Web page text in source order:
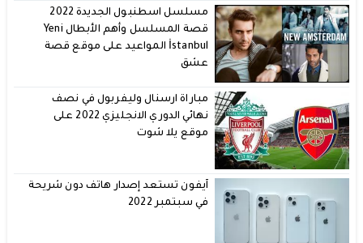
مسلسل اسطنبول الجديدة 2022
قصة المسلسل وأهم الأبطال Yeni
İstanbul المواعيد على موقع قصة
عشق
مباراة ارسنال وليفربول في نصف
نهائي الدوري الانجليزي 2022 على
موقع يلا شوت
آيفون تستعد إصدار هاتف دون شريحة
في سبتمبر 2022